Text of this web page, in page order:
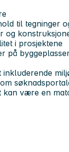
til tegninger
og
i prosjektene
på
kan være en